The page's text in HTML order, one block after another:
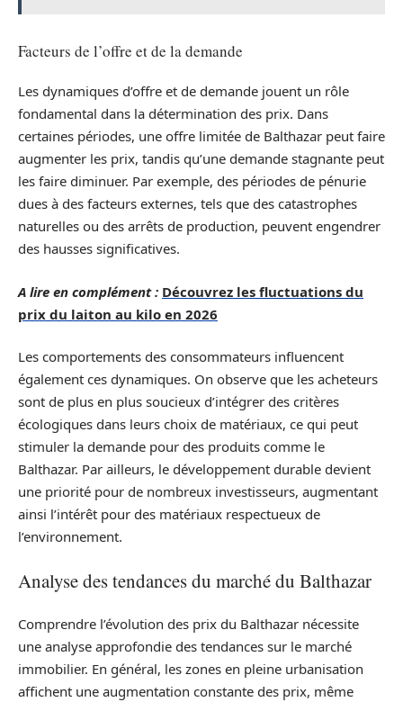
Facteurs de l’offre et de la demande
Les dynamiques d’offre et de demande jouent un rôle
fondamental dans la détermination des prix. Dans
certaines périodes, une offre limitée de Balthazar peut faire
augmenter les prix, tandis qu’une demande stagnante peut
les faire diminuer. Par exemple, des périodes de pénurie
dues à des facteurs externes, tels que des catastrophes
naturelles ou des arrêts de production, peuvent engendrer
des hausses significatives.
A lire en complément : Découvrez les fluctuations du
prix du laiton au kilo en 2026
Les comportements des consommateurs influencent
également ces dynamiques. On observe que les acheteurs
sont de plus en plus soucieux d’intégrer des critères
écologiques dans leurs choix de matériaux, ce qui peut
stimuler la demande pour des produits comme le
Balthazar. Par ailleurs, le développement durable devient
une priorité pour de nombreux investisseurs, augmentant
ainsi l’intérêt pour des matériaux respectueux de
l’environnement.
Analyse des tendances du marché du Balthazar
Comprendre l’évolution des prix du Balthazar nécessite
une analyse approfondie des tendances sur le marché
immobilier. En général, les zones en pleine urbanisation
affichent une augmentation constante des prix, même